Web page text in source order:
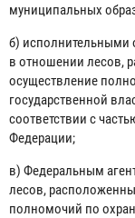
муниципальных
б) исполнительными
в отношении лесов,
осуществление
государственной
соответствии с
Федерации;
в) Федеральным
лесов,
полномочий по